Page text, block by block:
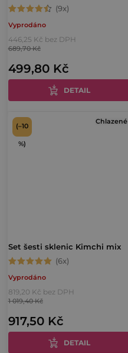
Průměrné
hodnocení
produktu
4,7
hvězdiček.
Vyprodáno
446,25 Kč bez DPH
499,80 Kč
689,70 Kč
DETAIL
Chlazené
Set šesti sklenic Kimchi mix
Průměrné
hodnocení
produktu
5,0
Vyprodáno
819,20 Kč bez DPH
917,50 Kč
1 019,40 Kč
(–10
%)
DETAIL